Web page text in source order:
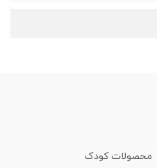
محصولات کودک